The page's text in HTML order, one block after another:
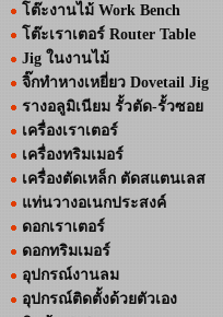
โต๊ะงานไม้ Work Bench
โต๊ะเราเตอร์ Router Table
Jig ในงานไม้
จิ๊กทำหางเหยี่ยว Dovetail Jig
รางอลูมิเนียม รั้วตัด-รั้วซอย
เครื่องเราเตอร์
เครื่องทริมเมอร์
เครื่องตัดเหล็ก ตัดสแตนเลส
แท่นวางอเนกประสงค์
ดอกเราเตอร์
ดอกทริมเมอร์
อุปกรณ์งานลม
อุปกรณ์ติดตั้งด้วยตัวเอง